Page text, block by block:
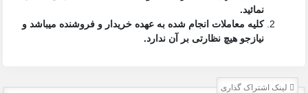
نمائید.
کلیه معاملات انجام شده به عهده خریدار و فروشنده میباشد و
نیازجو هیچ نظارتی بر آن ندارد.
لینک اشتراک گذاری